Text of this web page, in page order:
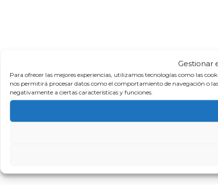
Gestionar
Para ofrecer las mejores experiencias, utilizamos tecnologías como las
nos permitirá procesar datos como el comportamiento de navegación o
negativamente a ciertas características y funciones.